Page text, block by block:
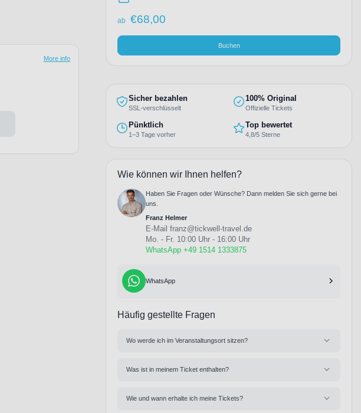
More info
ab €68,00
Buchen
Sicher bezahlen
SSL-verschlüsselt
100% Original
Offizielle Tickets
Pünktlich
1–3 Tage vorher
Top bewertet
4,8/5 Sterne
Wie können wir Ihnen helfen?
Haben Sie Fragen oder Wünsche? Dann melden Sie sich gerne bei
uns.
Franz Helmer
E-Mail franz@tickwell-travel.de
Mo. - Fr. 10:00 Uhr - 16:00 Uhr
WhatsApp +49 1514 1333875
WhatsApp
Häufig gestellte Fragen
Wo werde ich im Veranstaltungsort sitzen?
Was ist in meinem Ticket enthalten?
Wie und wann erhalte ich meine Tickets?